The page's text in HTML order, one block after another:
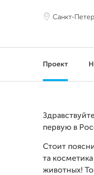
Санкт-
Проект
первую в
Стоит
та
животных! То